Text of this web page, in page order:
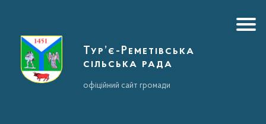
Тур’є-Реметівська
сільська рада
офіційний сайт громади